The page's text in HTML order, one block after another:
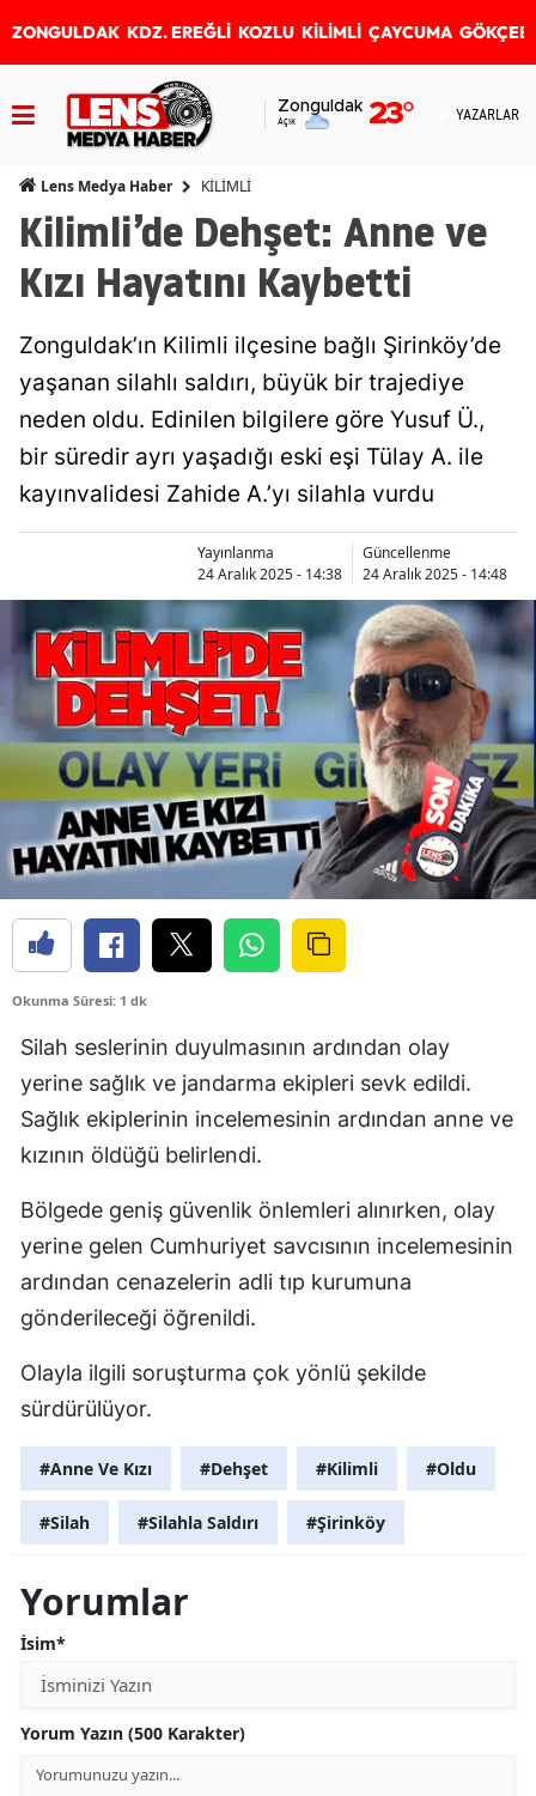
ZONGULDAK KDZ. EREĞLİ KOZLU KİLİMLİ ÇAYCUMA
Zonguldak
Açık 23° YAZARLAR
Lens Medya Haber KİLİMLİ
Kilimli’de Dehşet: Anne ve
Kızı Hayatını Kaybetti
Zonguldak’ın Kilimli ilçesine bağlı Şirinköy’de
yaşanan silahlı saldırı, büyük bir trajediye
neden oldu. Edinilen bilgilere göre Yusuf Ü.,
bir süredir ayrı yaşadığı eski eşi Tülay A. ile
kayınvalidesi Zahide A.’yı silahla vurdu
Yayınlanma
24 Aralık 2025 - 14:38
Güncellenme
24 Aralık 2025 - 14:48
Okunma Süresi: 1 dk
Silah seslerinin duyulmasının ardından olay
yerine sağlık ve jandarma ekipleri sevk edildi.
Sağlık ekiplerinin incelemesinin ardından anne ve
kızının öldüğü belirlendi.
Bölgede geniş güvenlik önlemleri alınırken, olay
yerine gelen Cumhuriyet savcısının incelemesinin
ardından cenazelerin adli tıp kurumuna
gönderileceği öğrenildi.
Olayla ilgili soruşturma çok yönlü şekilde
sürdürülüyor.
#Anne Ve Kızı #Dehşet #Kilimli #Oldu
#Silah #Silahla Saldırı #Şirinköy
Yorumlar
İsim*
Yorum Yazın (500 Karakter)